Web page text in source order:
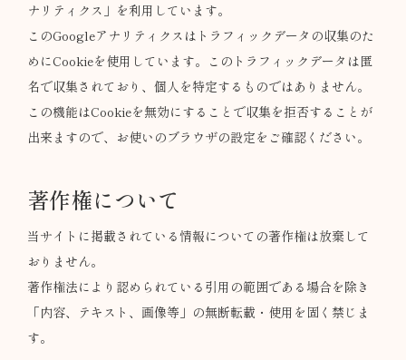
ナリティクス」を利用しています。
このGoogleアナリティクスはトラフィックデータの収集のた
めにCookieを使用しています。このトラフィックデータは匿
名で収集されており、個人を特定するものではありません。
この機能はCookieを無効にすることで収集を拒否することが
出来ますので、お使いのブラウザの設定をご確認ください。
著作権について
当サイトに掲載されている情報についての著作権は放棄して
おりません。
著作権法により認められている引用の範囲である場合を除き
「内容、テキスト、画像等」の無断転載・使用を固く禁じま
す。